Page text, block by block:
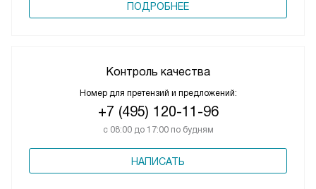
ПОДРОБНЕЕ
Контроль качества
Номер для претензий и предложений:
+7 (495) 120-11-96
с 08:00 до 17:00 по будням
НАПИСАТЬ